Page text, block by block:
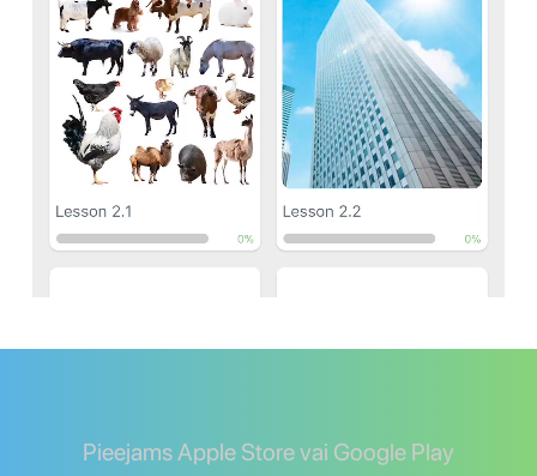
Pieejams Apple Store vai Google Play